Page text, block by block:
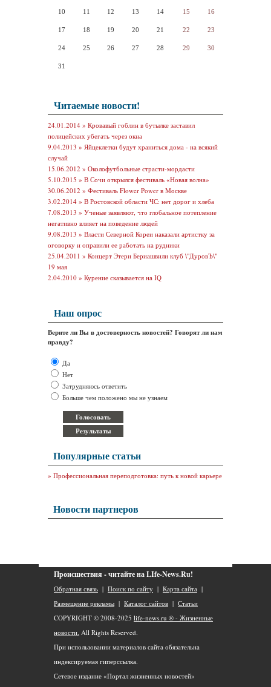
10 11 12 13 14 15 16
17 18 19 20 21 22 23
24 25 26 27 28 29 30
31
Читаемые новости!
24.01.2014 » Кровавый гоблин в бутылке заставил
полицейских убегать через окна
9.04.2013 » Яйцеклетки будут храниться дома - на всякий
случай
15.06.2012 » Околофутбольные страсти-мордасти
5.10.2015 » В Сочи открылся фестиваль «Новая волна»
30.06.2012 » Фестиваль Flower Power в Москве
3.02.2014 » В Ростовской области ЧС: нет дорог и хлеба
7.08.2013 » Ученые заявляют, что глобальное потепление
негативно влияет на поведение людей
9.08.2013 » Власти Северной Кореи наказали артистку за
оговорку и оправили ее работать на рудники
25.04.2011 » Концерт Этери Бериашвили клуб \"ДуровЪ\"
19 мая
2.04.2010 » Курение сказывается на IQ
Наш опрос
Верите ли Вы в достоверность новостей? Говорят ли нам
правду?
Да
Нет
Затрудняюсь ответить
Больше чем положено мы не узнаем
Популярные статьи
» Профессиональная переподготовка: путь к новой карьере
Новости партнеров
Происшествия - читайте на LIfe-News.Ru!
Обратная связь | Поиск по сайту | Карта сайта |
Размещение рекламы | Каталог сайтов | Статьи
COPYRIGHT © 2008-2025 life-news.ru ® - Жизненные
новости. All Rights Reserved.
При использовании материалов сайта обязательна
индексируемая гиперссылка.
Сетевое издание «Портал жизненных новостей»